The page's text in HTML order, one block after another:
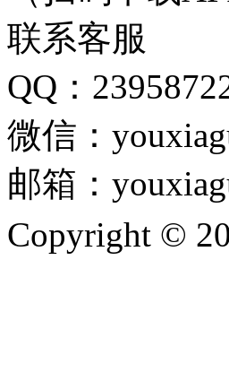
联系客服
QQ：
微信：
邮箱：
Copyright ©